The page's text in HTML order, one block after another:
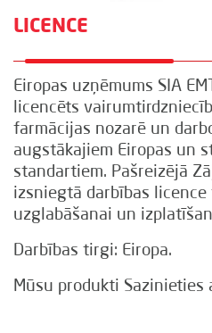
LICENCE
Eiropas uzņēmums SIA
licencēts
farmācijas nozarē un
augstākajiem Eiropas un
standartiem. Pašreizējā
izsniegtā darbības
uzglabāšanai un
Darbības tirgi: Eiropa.
Mūsu produkti Sazinieties